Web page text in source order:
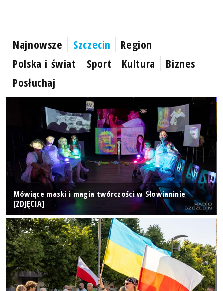
Najnowsze Szczecin
Region
Polska i świat
Sport Kultura
Biznes
Posłuchaj
Mówiące maski i magia twórczości w Słowianinie
[ZDJĘCIA]